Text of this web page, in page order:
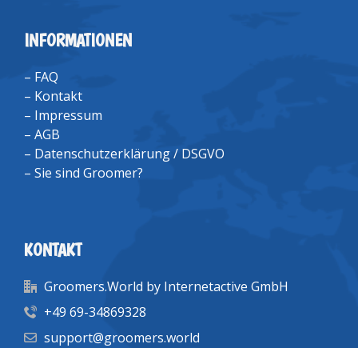
INFORMATIONEN
– FAQ
– Kontakt
– Impressum
– AGB
– Datenschutzerklärung / DSGVO
– Sie sind Groomer?
KONTAKT
Groomers.World by Internetactive GmbH
+49 69-34869328
support@groomers.world